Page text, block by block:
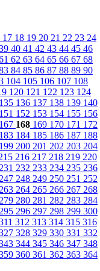
17 18 19 20 21 22 23 24
40 41 42 43 44 45 46
62 63 64 65 66 67 68
84 85 86 87 88 89 90
104 105 106 107 108
120 121 122 123 124
135 136 137 138 139 140
151 152 153 154 155 156
167 168 169 170 171 172
183 184 185 186 187 188
199 200 201 202 203 204
216 217 218 219 220
231 232 233 234 235 236
247 248 249 250 251 252
263 264 265 266 267 268
279 280 281 282 283 284
295 296 297 298 299 300
312 313 314 315 316
328 329 330 331 332
344 345 346 347 348
360 361 362 363 364